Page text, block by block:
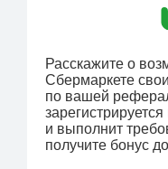
Расскажите о
Сбермаркете
по вашей
и выполнит
получите бонус